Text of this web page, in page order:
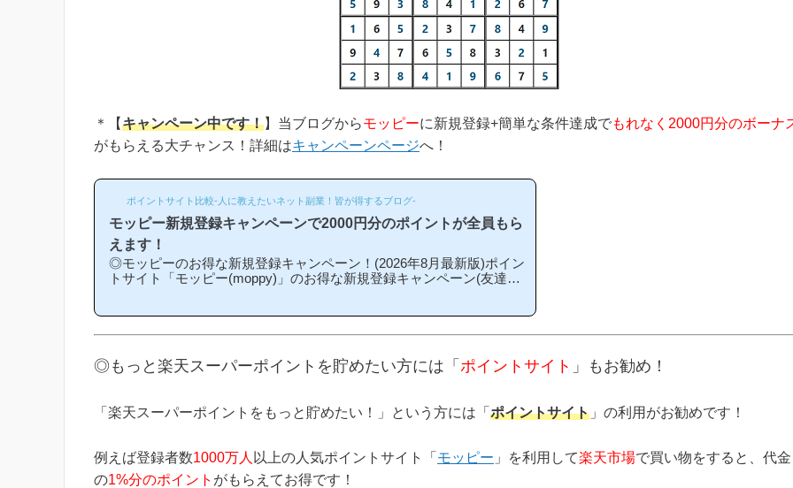
＊【キャンペーン中です！】当ブログからモッピーに新規登録+簡単な条件達成でもれなく2000円分のボーナ
がもらえる大チャンス！詳細はキャンペーンページへ！
ポイントサイト比較-人に教えたいネット副業！皆が得するブログ-
モッピー新規登録キャンペーンで2000円分のポイントが全員もら
えます！
◎モッピーのお得な新規登録キャンペーン！(2026年8月最新版)ポイン
トサイト「モッピー(moppy)」のお得な新規登録キャンペーン(友達紹
ンの内容は「モッピーに新規登録(無料)して簡単な条件を満たすと、
なものです。(*ちなみに「2000円分のボーナス」というのは過去の
◎もっと楽天スーパーポイントを貯めたい方には「 ポイントサイト 」もお勧め！
「楽天スーパーポイントをもっと貯めたい！」という方には「 ポイントサイト 」の利用がお勧めです！
例えば登録者数1000万人 以上の人気ポイントサイト「 モッピー 」を利用して楽天市場で買い物をすると、代金
の1%分のポイント がもらえてお得です！